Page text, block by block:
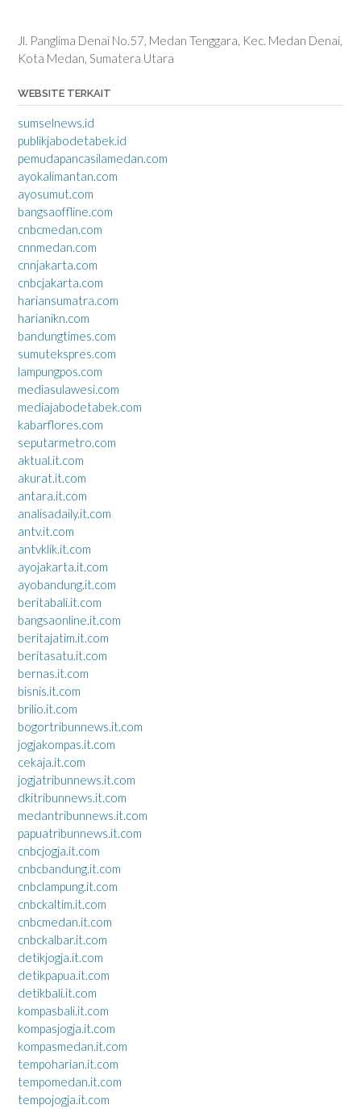
Jl. Panglima Denai No.57, Medan Tenggara, Kec. Medan Denai,
Kota Medan, Sumatera Utara
WEBSITE TERKAIT
sumselnews.id
publikjabodetabek.id
pemudapancasilamedan.com
ayokalimantan.com
ayosumut.com
bangsaoffline.com
cnbcmedan.com
cnnmedan.com
cnnjakarta.com
cnbcjakarta.com
hariansumatra.com
harianikn.com
bandungtimes.com
sumutekspres.com
lampungpos.com
mediasulawesi.com
mediajabodetabek.com
kabarflores.com
seputarmetro.com
aktual.it.com
akurat.it.com
antara.it.com
analisadaily.it.com
antv.it.com
antvklik.it.com
ayojakarta.it.com
ayobandung.it.com
beritabali.it.com
bangsaonline.it.com
beritajatim.it.com
beritasatu.it.com
bernas.it.com
bisnis.it.com
brilio.it.com
bogortribunnews.it.com
jogjakompas.it.com
cekaja.it.com
jogjatribunnews.it.com
dkitribunnews.it.com
medantribunnews.it.com
papuatribunnews.it.com
cnbcjogja.it.com
cnbcbandung.it.com
cnbclampung.it.com
cnbckaltim.it.com
cnbcmedan.it.com
cnbckalbar.it.com
detikjogja.it.com
detikpapua.it.com
detikbali.it.com
kompasbali.it.com
kompasjogja.it.com
kompasmedan.it.com
tempoharian.it.com
tempomedan.it.com
tempojogja.it.com